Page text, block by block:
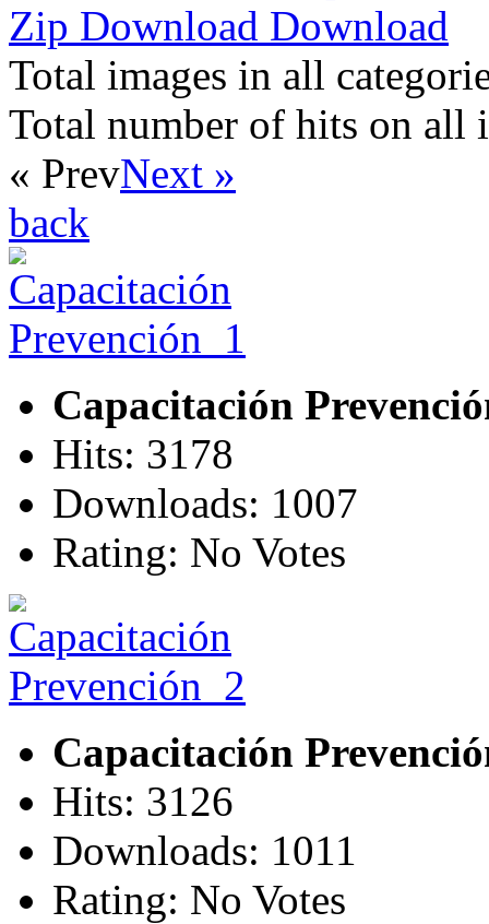
Zip Download
Total images in all
Total number of hits on all
« PrevNext »
back
Capacitación
Hits: 3178
Downloads: 1007
Rating: No Votes
Capacitación
Hits: 3126
Downloads: 1011
Rating: No Votes